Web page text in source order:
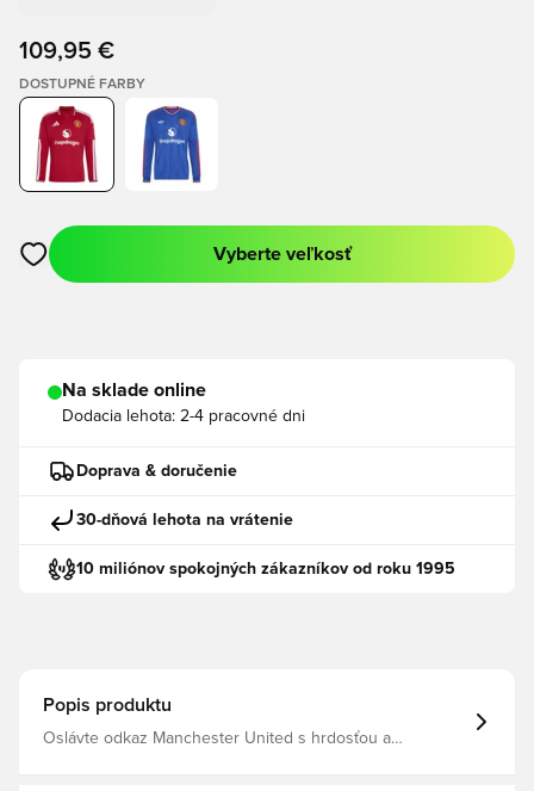
109,95 €
DOSTUPNÉ FARBY
Otvorí modál na prihlásenie alebo registráciu ako člen
Vyberte veľkosť
Na sklade online
Dodacia lehota: 2-4 pracovné dni
Doprava & doručenie
30-dňová lehota na vrátenie
10 miliónov spokojných zákazníkov od roku 1995
Popis produktu
Oslávte odkaz Manchester United s hrdosťou a